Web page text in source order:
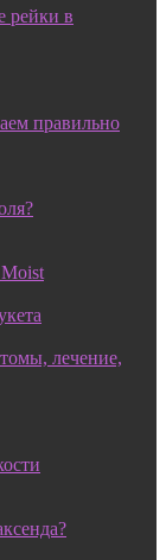
рейки в
правильно
лечение,